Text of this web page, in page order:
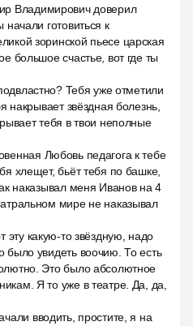
Владимирович доверил
начали готовиться к
зоринской пьесе царская
большое счастье, вот где ты
Тебя уже отметили
накрывает звёздная болезнь,
тебя в твои неполные
Любовь педагога к тебе
хлещет, бьёт тебя по башке,
наказывал меня Иванов на 4
мире не наказывал
эту какую-то звёздную, надо
было увидеть воочию. То есть
Это было абсолютное
Я то уже в театре. Да, да,
вводить, простите, я на